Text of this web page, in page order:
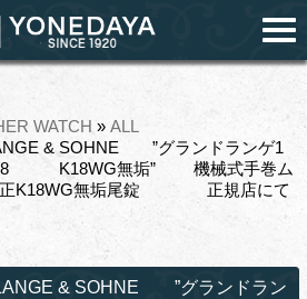
WATCH » ALL
& SOHNE ”グランドランゲ1
K18WG無垢” 機械式手巻ム
K18WG無垢尾錠 正規店にて
& SOHNE ”グランドラン